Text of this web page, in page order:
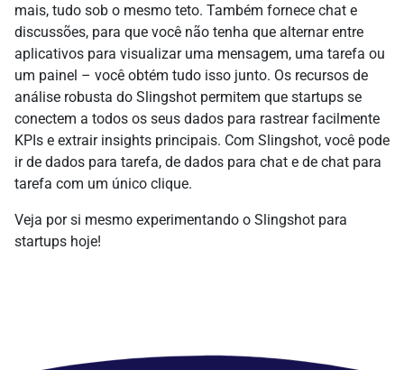
mais, tudo sob o mesmo teto. Também fornece chat e
discussões, para que você não tenha que alternar entre
aplicativos para visualizar uma mensagem, uma tarefa ou
um painel – você obtém tudo isso junto. Os recursos de
análise robusta do Slingshot permitem que startups se
conectem a todos os seus dados para rastrear facilmente
KPIs e extrair insights principais. Com Slingshot, você pode
ir de dados para tarefa, de dados para chat e de chat para
tarefa com um único clique.
Veja por si mesmo experimentando o Slingshot para
startups hoje!